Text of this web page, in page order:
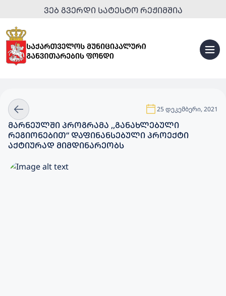
ᲕᲔᲑ ᲒᲕᲔᲠᲓᲘ ᲡᲐᲢᲔᲡᲢᲝ ᲠᲔᲟᲘᲛᲨᲘᲐ
25 დეკემბერი, 2021
ᲛᲐᲠᲜᲔᲣᲚᲨᲘ ᲞᲠᲝᲒᲠᲐᲛᲐ ,,ᲒᲐᲜᲐᲮᲚᲔᲑᲣᲚᲘ
ᲠᲔᲒᲘᲝᲜᲔᲑᲘᲗ“ ᲓᲐᲤᲘᲜᲐᲜᲡᲔᲑᲣᲚᲘ ᲞᲠᲝᲔᲥᲢᲘ
ᲐᲥᲢᲘᲣᲠᲐᲓ ᲛᲘᲛᲓᲘᲜᲐᲠᲔᲝᲑᲡ